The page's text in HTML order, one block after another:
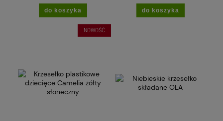
do koszyka do koszyka
NOWOŚĆ